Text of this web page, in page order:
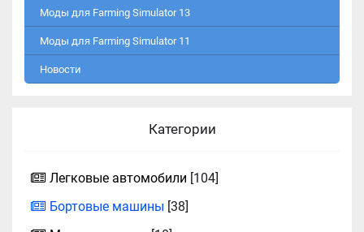
Моды для Farming Simulator 13
Моды для Farming Simulator 11
Новости
Категории
Легковые автомобили [104]
Бортовые машины [38]